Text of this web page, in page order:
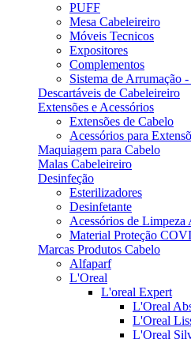
PUFF
Mesa Cabeleireiro
Móveis Tecnicos
Expositores
Complementos
Sistema de Arrumação
Descartáveis de Cabeleireiro
Extensões e Acessórios
Extensões de Cabelo
Acessórios para
Maquiagem para Cabelo
Malas Cabeleireiro
Desinfeção
Esterilizadores
Desinfetante
Acessórios de Limpeza
Material Proteção
Marcas Produtos Cabelo
Alfaparf
L'Oreal
L'oreal Expert
L'Oreal
L'Oreal
L'Oreal